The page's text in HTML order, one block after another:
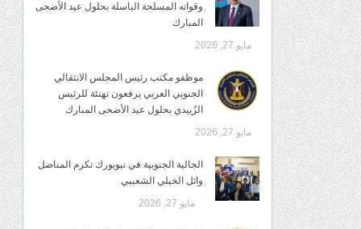
وقواته المسلحة الباسلة بحلول عيد الأضحى
المبارك
مايو 27, 2026
موظفو مكتب رئيس المجلس الانتقالي
الجنوبي العربي يرفعون تهنئة للرئيس
الزُبيدي بحلول عيد الأضحى المبارك
مايو 27, 2026
الجالية الجنوبية في نيويورك تكرم المناضل
وائل الخيلي الشعيبي
مايو 27, 2026